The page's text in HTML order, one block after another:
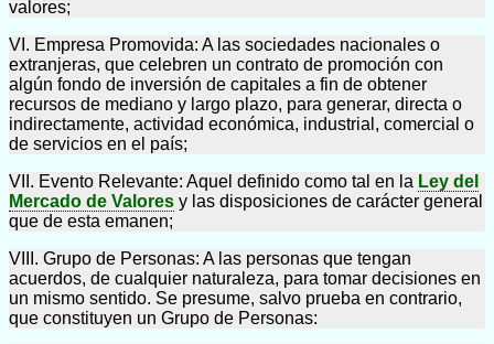
valores;
VI. Empresa Promovida: A las sociedades nacionales o
extranjeras, que celebren un contrato de promoción con
algún fondo de inversión de capitales a fin de obtener
recursos de mediano y largo plazo, para generar, directa o
indirectamente, actividad económica, industrial, comercial o
de servicios en el país;
VII. Evento Relevante: Aquel definido como tal en la Ley del
Mercado de Valores y las disposiciones de carácter general
que de esta emanen;
VIII. Grupo de Personas: A las personas que tengan
acuerdos, de cualquier naturaleza, para tomar decisiones en
un mismo sentido. Se presume, salvo prueba en contrario,
que constituyen un Grupo de Personas: